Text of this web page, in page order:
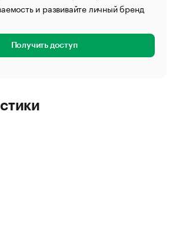
и развивайте личный бренд
Получить доступ